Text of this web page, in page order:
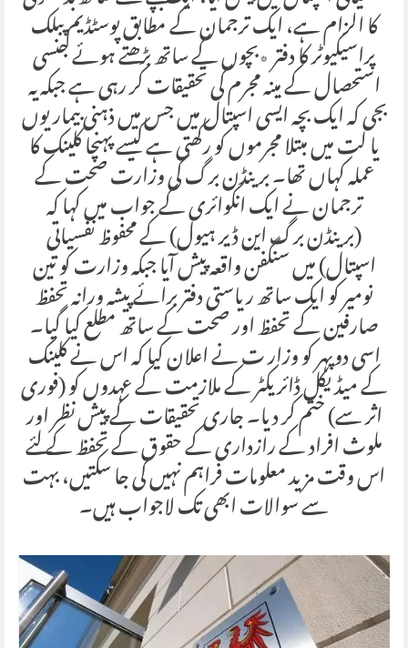
کا الزام ہے، ایک ترجمان کے مطابق پوسٹڈیم پبلک
پراسیکیوٹر کا دفتر ٭بچوں کے ساتھ بڑھتے ہوئے جنسی
استحصال کے مینہ مجرم کی تحقیقات کر رہی ہے جبکہ یہ
بجی کہ ایک بچہ ایسی اسپتال میں جس میں ذہنی بیماریوں
یا لت میں مبتلا مجرموں کو رکھتی ہے کیسے پہنچا کلینک کا
عملہ کہاں تھا۔ برینڈن برگ کی وزارت صحت کے
ترجمان نے ایک انکوائری کے جواب میں کہا کہ
(برینڈن برگ این ڈیر ہیول) کے محفوظ نفسیاتی
اسپتال) میں سنگفن واقعہ پیش آیا جبکہ وزارت کو تین
نومیر کو ایک ساتھ ریاستی دفتر برائے پیشہ ورانہ تحفظ
صارفین کے تحفظ اور صحت کے ساتھ مطلع کیا گیا۔
اسی دوپہر کو وزار ت نے اعلان کیا کہ اس نے کلینک
کے میڈیکل ڈائریکٹر کے ملازمت کے عہدوں کو (فوری
اثر سے) ختم کر دیا۔ جاری تحقیقات کے پیش نظر اور
ملوث افراد کے رازداری کے حقوق کے تحفظ کے لئے
اس وقت مزید معلومات فراہم نہیں کی جا سکتیں، بہت
سے سوالات ابھی تک لاجواب ہیں۔